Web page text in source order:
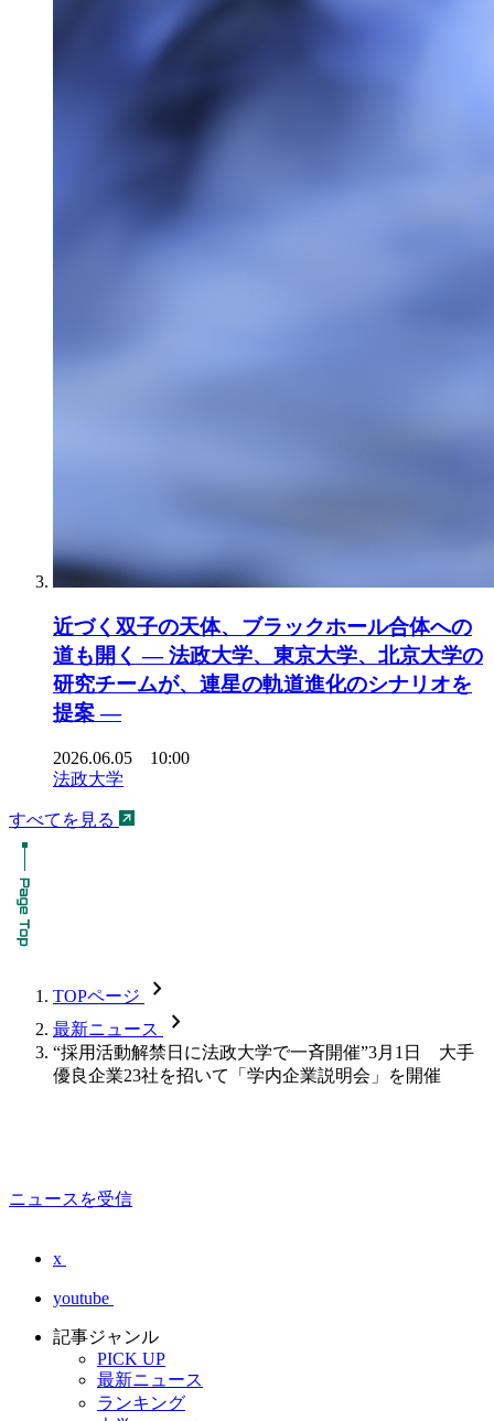
近づく双子の天体、ブラックホール合体への
道も開く ― 法政大学、東京大学、北京大学の
研究チームが、連星の軌道進化のシナリオを
提案 ―
2026.06.05 10:00
法政大学
すべてを見る
TOPページ chevron_forward
最新ニュース chevron_forward
“採用活動解禁日に法政大学で一斉開催”3月1日 大手
優良企業23社を招いて「学内企業説明会」を開催
ニュースを受信
x
youtube
記事ジャンル
PICK UP
最新ニュース
ランキング